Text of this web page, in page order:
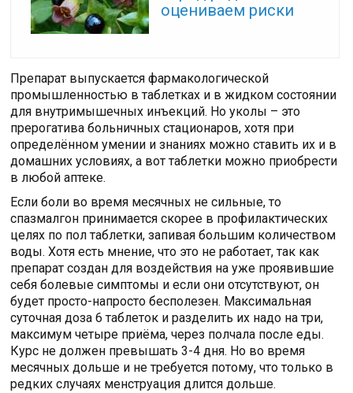
оцениваем риски
Препарат выпускается фармакологической
промышленностью в таблетках и в жидком состоянии
для внутримышечных инъекций. Но уколы – это
прерогатива больничных стационаров, хотя при
определённом умении и знаниях можно ставить их и в
домашних условиях, а вот таблетки можно приобрести
в любой аптеке.
Если боли во время месячных не сильные, то
спазмалгон принимается скорее в профилактических
целях по пол таблетки, запивая большим количеством
воды. Хотя есть мнение, что это не работает, так как
препарат создан для воздействия на уже проявившие
себя болевые симптомы и если они отсутствуют, он
будет просто-напросто бесполезен. Максимальная
суточная доза 6 таблеток и разделить их надо на три,
максимум четыре приёма, через полчала после еды.
Курс не должен превышать 3-4 дня. Но во время
месячных дольше и не требуется потому, что только в
редких случаях менструация длится дольше.